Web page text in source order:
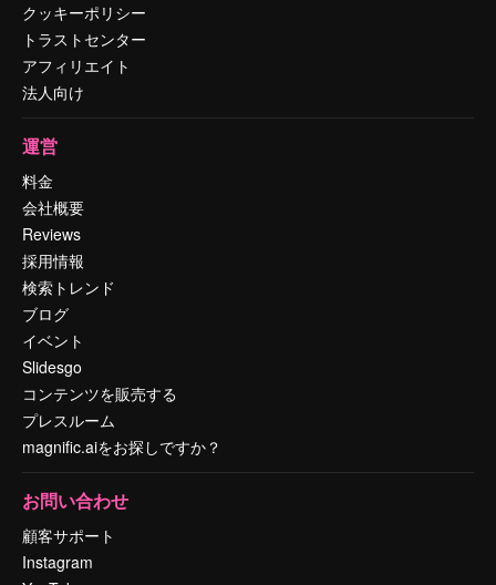
クッキーポリシー
トラストセンター
アフィリエイト
法人向け
運営
料金
会社概要
Reviews
採用情報
検索トレンド
ブログ
イベント
Slidesgo
コンテンツを販売する
プレスルーム
magnific.aiをお探しですか？
お問い合わせ
顧客サポート
Instagram